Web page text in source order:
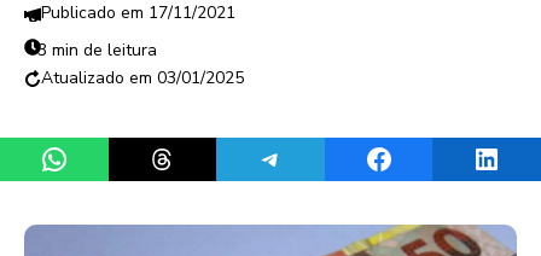
17/11/2021
3 min de leitura
03/01/2025
Share on WhatsAppShare on ThreadsShare on TelegramShare on Facebook